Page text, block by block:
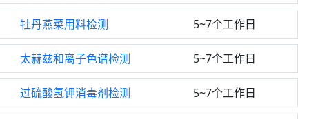
牡丹燕菜用料检测 5~7个工作日
太赫兹和离子色谱检测 5~7个工作日
过硫酸氢钾消毒剂检测 5~7个工作日